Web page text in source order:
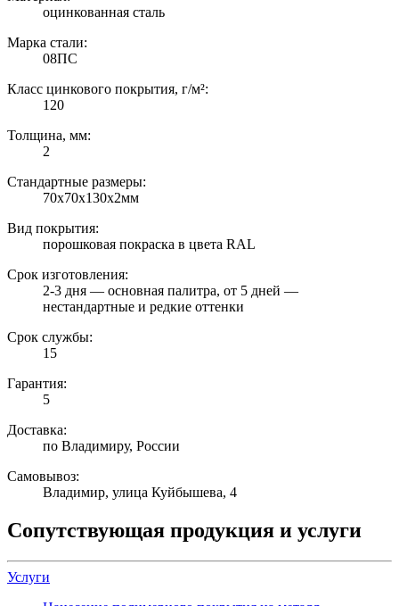
оцинкованная сталь
Марка стали:
08ПС
Класс цинкового покрытия, г/м²:
120
Толщина, мм:
2
Стандартные размеры:
70х70х130х2мм
Вид покрытия:
порошковая покраска в цвета RAL
Срок изготовления:
2-3 дня — основная палитра, от 5 дней —
нестандартные и редкие оттенки
Срок службы:
15
Гарантия:
5
Доставка:
по Владимиру, России
Самовывоз:
Владимир, улица Куйбышева, 4
Сопутствующая продукция и услуги
Услуги